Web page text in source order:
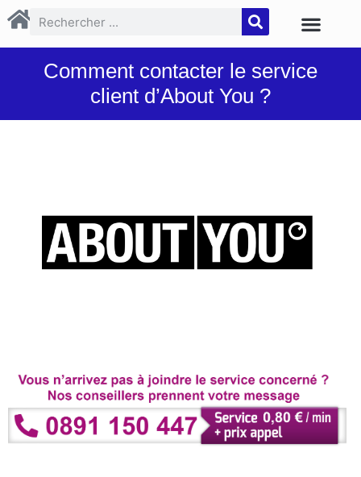
Comment contacter le service
client d’About You ?